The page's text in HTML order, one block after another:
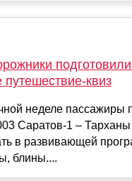
квиз
неделе пассажиры
Саратов-1 – Тарханы
в развивающей
блины....